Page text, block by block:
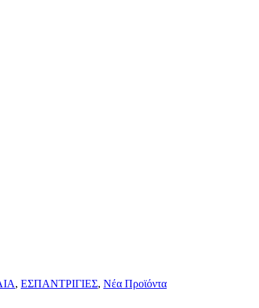
, ΕΣΠΑΝΤΡΙΓΙΕΣ, Νέα Προϊόντα